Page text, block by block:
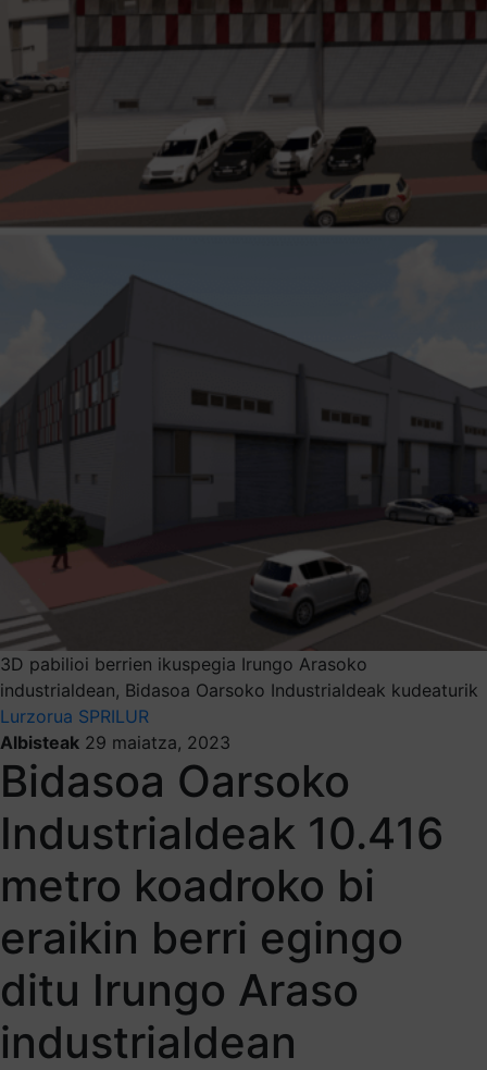
3D pabilioi berrien ikuspegia Irungo Arasoko
industrialdean, Bidasoa Oarsoko Industrialdeak kudeaturik
Lurzorua SPRILUR
Albisteak 29 maiatza, 2023
Bidasoa Oarsoko
Industrialdeak 10.416
metro koadroko bi
eraikin berri egingo
ditu Irungo Araso
industrialdean